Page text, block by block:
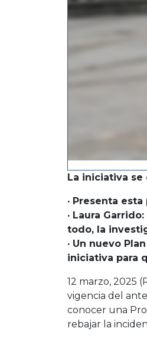
La iniciativa se
· Presenta
· Laura
todo, la
· Un nuevo
iniciativa para
12 marzo, 2025
vigencia del
conocer una
rebajar la